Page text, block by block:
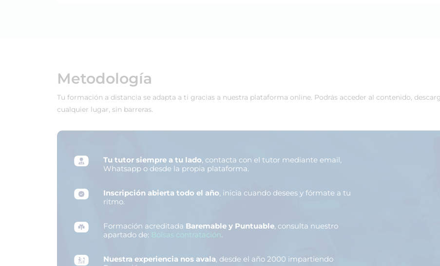
Metodología
Tu formación a distancia se adapta a ti gracias a nuestra plataforma online. Podrás acceder al contenido,
cualquier lugar, sin barreras.
Tu tutor siempre a tu lado, contacta con el tutor mediante email,
Whatsapp o desde la propia plataforma.
Inscripción abierta todo el año, inicia cuando desees y fórmate a tu
ritmo.
Formación acreditada Baremable y Puntuable, consulta nuestro
apartado de: Bolsas contratación.
Nuestra experiencia nos avala, desde el año 2000 impartiendo